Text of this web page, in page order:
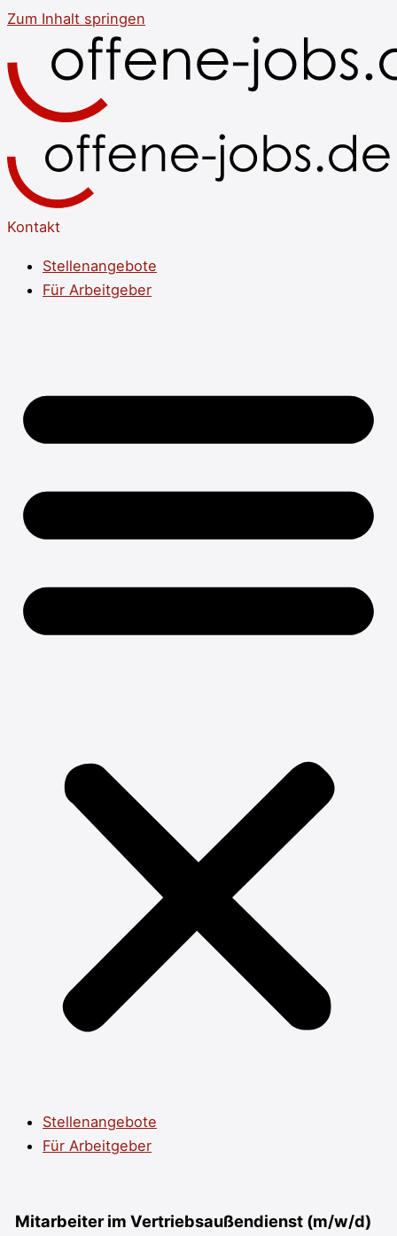
Zum Inhalt springen
Kontakt
Stellenangebote
Für Arbeitgeber
Stellenangebote
Für Arbeitgeber
Mitarbeiter im Vertriebsaußendienst (m/w/d)